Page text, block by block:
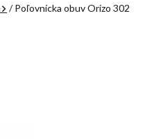
/ Poľovnícka obuv Orizo 302